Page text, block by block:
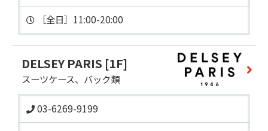
DELSEY PARIS [1F]
スーツケース、バック類
03-6269-9199